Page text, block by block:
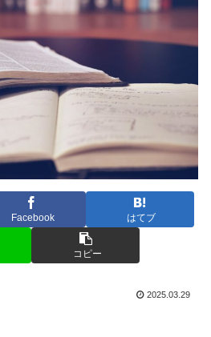
Facebook はてブ
コピー
2025.03.29